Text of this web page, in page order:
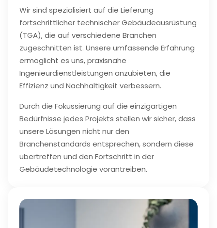
Wir sind spezialisiert auf die Lieferung
fortschrittlicher technischer Gebäudeausrüstung
(TGA), die auf verschiedene Branchen
zugeschnitten ist. Unsere umfassende Erfahrung
ermöglicht es uns, praxisnahe
Ingenieurdienstleistungen anzubieten, die
Effizienz und Nachhaltigkeit verbessern.
Durch die Fokussierung auf die einzigartigen
Bedürfnisse jedes Projekts stellen wir sicher, dass
unsere Lösungen nicht nur den
Branchenstandards entsprechen, sondern diese
übertreffen und den Fortschritt in der
Gebäudetechnologie vorantreiben.